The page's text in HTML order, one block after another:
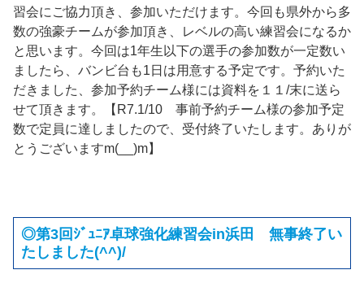
習会にご協力頂き、参加いただけます。今回も県外から多
数の強豪チームが参加頂き、レベルの高い練習会になるか
と思います。今回は1年生以下の選手の参加数が一定数い
ましたら、バンビ台も1日は用意する予定です。予約いた
だきました、参加予約チーム様には資料を１１/末に送ら
せて頂きます。【R7.1/10 事前予約チーム様の参加予定
数で定員に達しましたので、受付終了いたします。ありが
とうございますm(__)m】
◎第3回ｼﾞｭﾆｱ卓球強化練習会in浜田 無事終了い
たしました(^^)/